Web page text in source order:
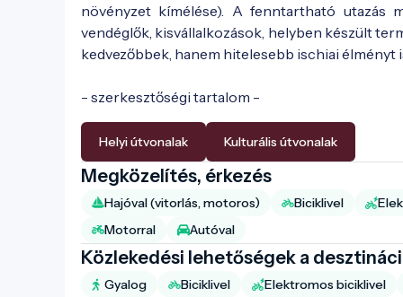
növényzet kímélése). A fenntartható utazás
vendéglők, kisvállalkozások, helyben készült
kedvezőbbek, hanem hitelesebb ischiai élményt
- szerkesztőségi tartalom -
Helyi útvonalak Kulturális útvonalak
Megközelítés, érkezés
Hajóval (vitorlás, motoros) Biciklivel
Motorral
Autóval
Közlekedési lehetőségek a
Gyalog Biciklivel Elektromos biciklivel